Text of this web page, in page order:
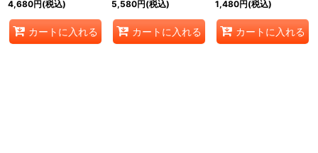
4,680円(税込)
カートに入れる
5,580円(税込)
カートに入れる
1,480円(税込)
カートに入れる